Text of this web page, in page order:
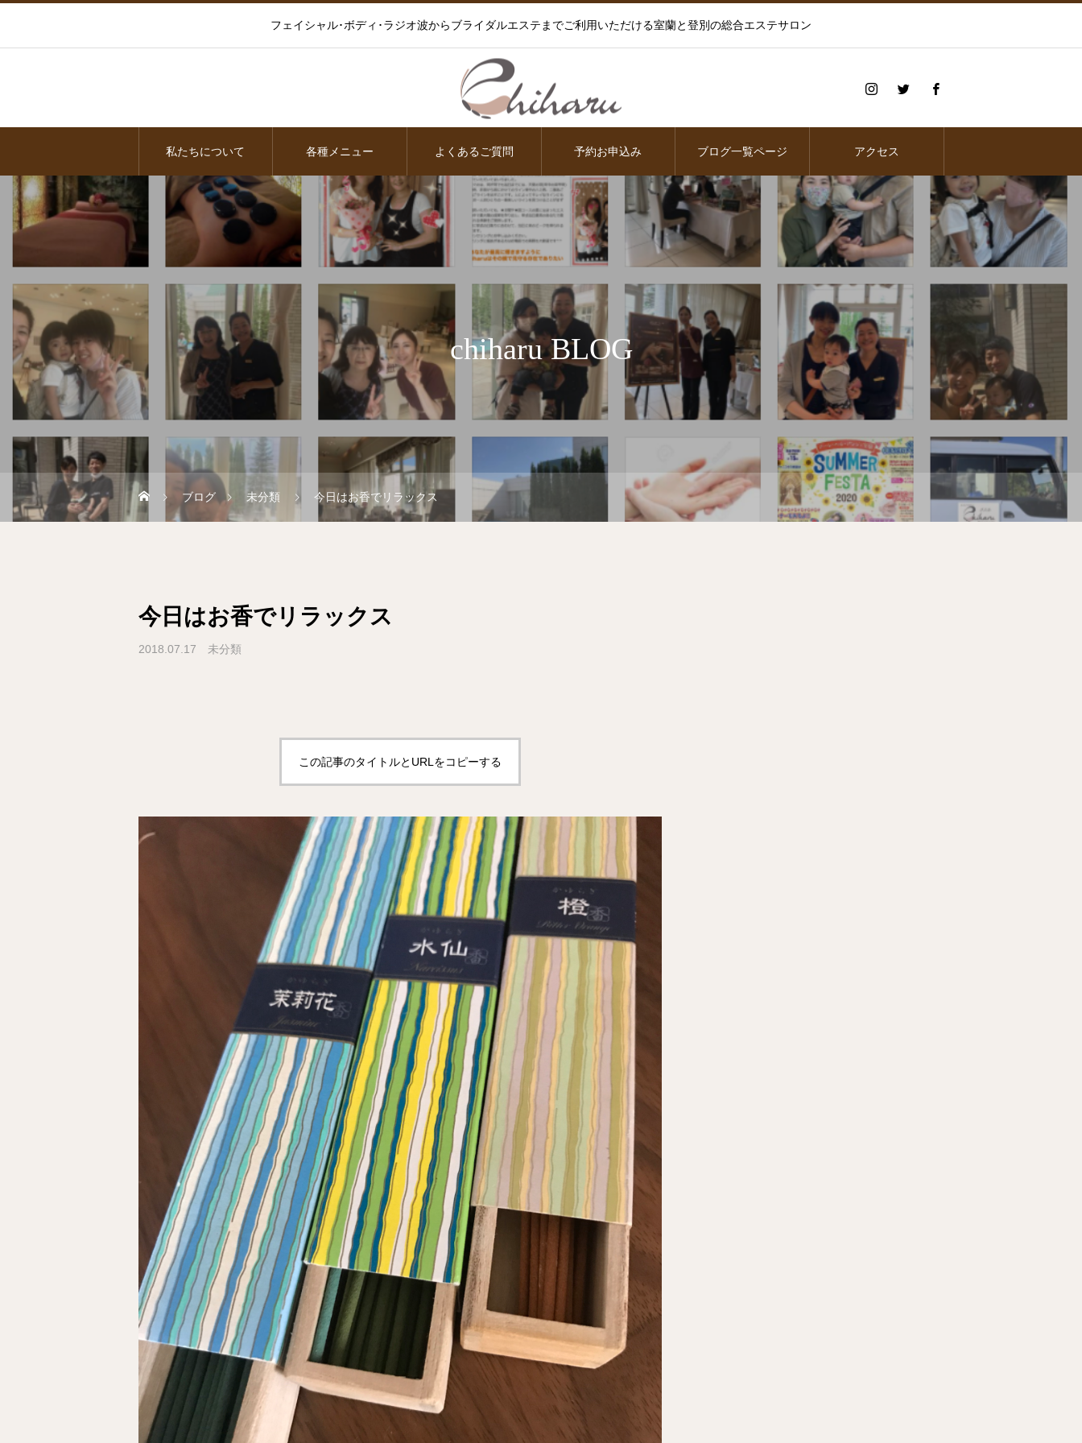
フェイシャル･ボディ･ラジオ波からブライダルエステまでご利用いただける室蘭と登別の総合エステサロン
私たちについて 各種メニュー よくあるご質問 予約お申込み ブログ一覧ページ アクセス
chiharu BLOG
ブログ 未分類 今日はお香でリラックス
今日はお香でリラックス
2018.07.17 未分類
この記事のタイトルとURLをコピーする